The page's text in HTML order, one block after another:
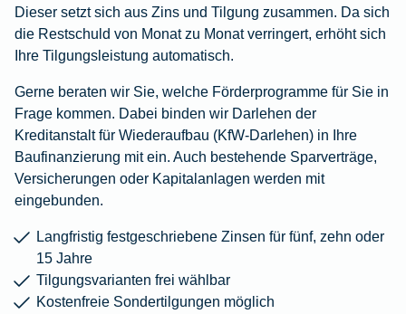
Dieser setzt sich aus Zins und Tilgung zusammen. Da sich
die Restschuld von Monat zu Monat verringert, erhöht sich
Ihre Tilgungsleistung automatisch.
Gerne beraten wir Sie, welche Förderprogramme für Sie in
Frage kommen. Dabei binden wir Darlehen der
Kreditanstalt für Wiederaufbau (KfW-Darlehen) in Ihre
Baufinanzierung mit ein. Auch bestehende Sparverträge,
Versicherungen oder Kapitalanlagen werden mit
eingebunden.
Langfristig festgeschriebene Zinsen für fünf, zehn oder
15 Jahre
Tilgungsvarianten frei wählbar
Kostenfreie Sondertilgungen möglich